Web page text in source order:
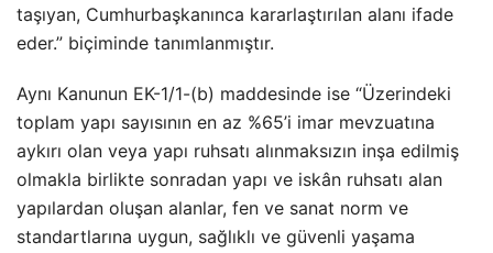
taşıyan, Cumhurbaşkanınca kararlaştırılan alanı ifade
eder.” biçiminde tanımlanmıştır.
Aynı Kanunun EK-1/1-(b) maddesinde ise “Üzerindeki
toplam yapı sayısının en az %65’i imar mevzuatına
aykırı olan veya yapı ruhsatı alınmaksızın inşa edilmiş
olmakla birlikte sonradan yapı ve iskân ruhsatı alan
yapılardan oluşan alanlar, fen ve sanat norm ve
standartlarına uygun, sağlıklı ve güvenli yaşama